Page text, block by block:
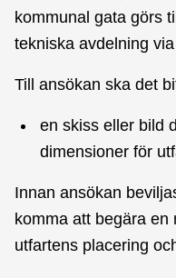
kommunal gata görs
tekniska avdelning
Till ansökan ska det
en skiss eller bild
dimensioner för
Innan ansökan
komma att begära en
utfartens placering